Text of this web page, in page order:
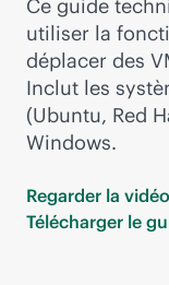
Ce guide
utiliser la
déplacer des
Inclut les
(Ubuntu, Red
Windows.
Regarder la vidéo
Télécharger le